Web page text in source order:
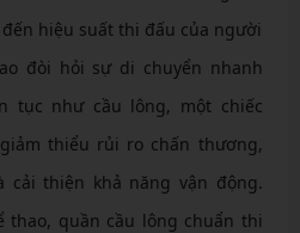
hiệu suất thi đấu của người
đòi hỏi sự di chuyển nhanh
tục như cầu lông, một chiếc
thiểu rủi ro chấn thương,
thiện khả năng vận động.
thao, quần cầu lông chuẩn thi